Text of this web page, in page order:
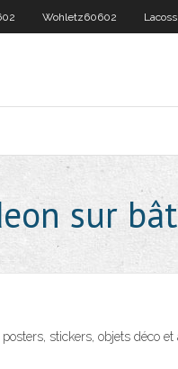
Wohletz60602
sur
stickers, objets déco